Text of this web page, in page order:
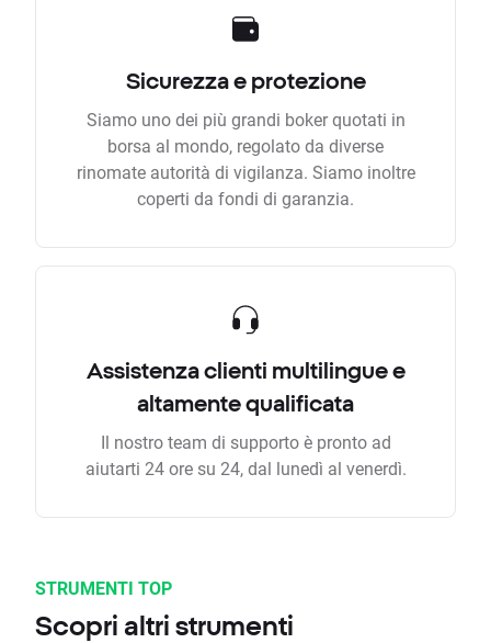
Sicurezza e protezione
Siamo uno dei più grandi boker quotati in
borsa al mondo, regolato da diverse
rinomate autorità di vigilanza. Siamo inoltre
coperti da fondi di garanzia.
Assistenza clienti multilingue e
altamente qualificata
Il nostro team di supporto è pronto ad
aiutarti 24 ore su 24, dal lunedì al venerdì.
STRUMENTI TOP
Scopri altri strumenti